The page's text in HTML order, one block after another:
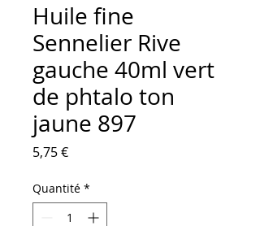
Huile fine
Sennelier Rive
gauche 40ml vert
de phtalo ton
jaune 897
5,75 €Prix
Quantité *